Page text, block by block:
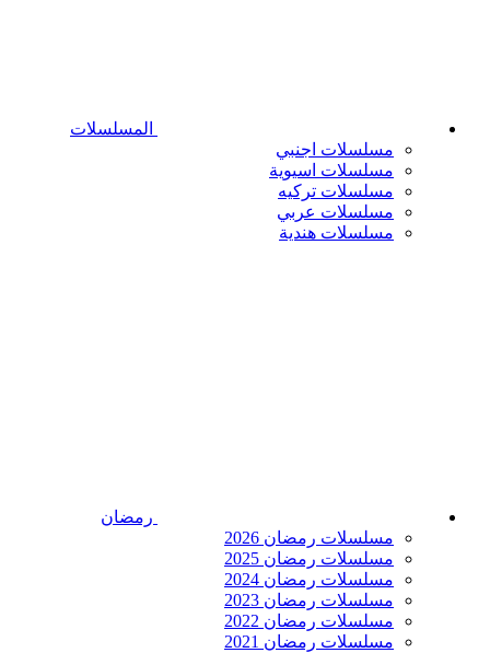
المسلسلات
مسلسلات اجنبي
مسلسلات اسيوية
مسلسلات تركيه
مسلسلات عربي
مسلسلات هندية
رمضان
مسلسلات رمضان 2026
مسلسلات رمضان 2025
مسلسلات رمضان 2024
مسلسلات رمضان 2023
مسلسلات رمضان 2022
مسلسلات رمضان 2021